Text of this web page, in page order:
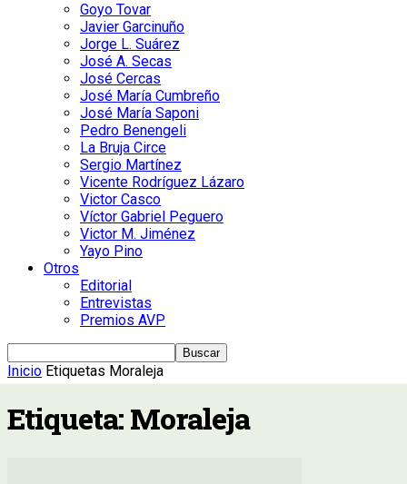
Goyo Tovar
Javier Garcinuño
Jorge L. Suárez
José A. Secas
José Cercas
José María Cumbreño
José María Saponi
Pedro Benengeli
La Bruja Circe
Sergio Martínez
Vicente Rodríguez Lázaro
Victor Casco
Víctor Gabriel Peguero
Victor M. Jiménez
Yayo Pino
Otros
Editorial
Entrevistas
Premios AVP
Inicio Etiquetas Moraleja
Etiqueta: Moraleja